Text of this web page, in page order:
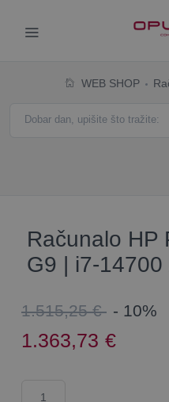
WEB SHOP
Računalo HP
G9 | i7-14700
1.515,25 € - 10%
1.363,73 €